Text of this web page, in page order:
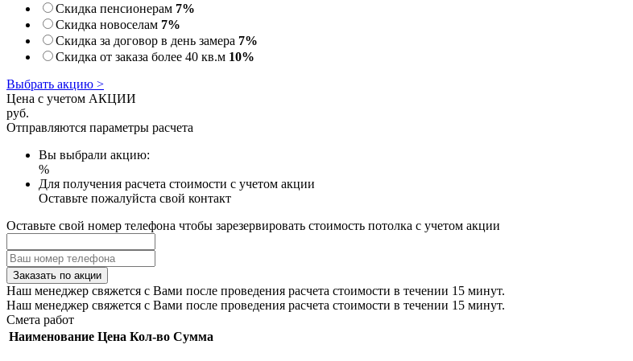
Скидка пенсионерам 7%
Скидка новоселам 7%
Скидка за договор в день замера 7%
Скидка от заказа более 40 кв.м 10%
Выбрать акцию >
Цена с учетом АКЦИИ
руб.
Отправляются параметры расчета
Вы выбрали акцию:
%
Для получения расчета стоимости с учетом акции
Оставьте пожалуйста свой контакт
Оставьте свой номер телефона чтобы зарезервировать стоимость потолка с учетом акции
Заказать по акции
Наш менеджер свяжется с Вами после проведения расчета стоимости в течении 15 минут.
Наш менеджер свяжется с Вами после проведения расчета стоимости в течении 15 минут.
Смета работ
Наименование Цена Кол-во Сумма